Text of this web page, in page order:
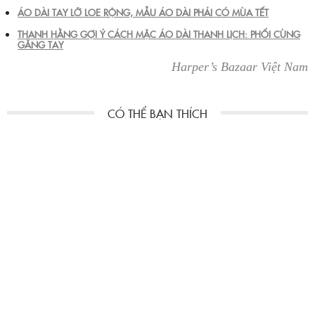
ÁO DÀI TAY LỠ LOE RỘNG, MẪU ÁO DÀI PHẢI CÓ MÙA TẾT
THANH HẰNG GỢI Ý CÁCH MẶC ÁO DÀI THANH LỊCH: PHỐI CÙNG
GĂNG TAY
Harper’s Bazaar Việt Nam